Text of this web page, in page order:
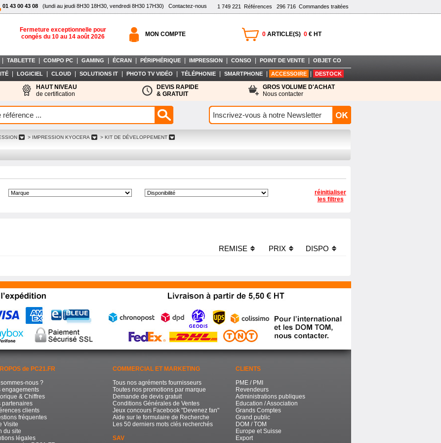
1 749 221 Références 296 716 Commandes traitées
01 43 00 43 08 (lundi au jeudi 8H30 18H30, vendredi 8H30 17H30) Contactez-nous
Fermeture exceptionnelle pour
congés du 10 au 14 août 2026
0 ARTICLE(S) 0 € HT
MON COMPTE
TABLETTE COMPO PC GAMING ÉCRAN PÉRIPHÉRIQUE IMPRESSION CONSO POINT DE VENTE OBJET CO
LOGICIEL CLOUD SOLUTIONS IT PHOTO TV VIDÉO TÉLÉPHONIE SMARTPHONE ACCESSOIRE DESTOCK
HAUT NIVEAU
de certification
DEVIS RAPIDE
& GRATUIT
GROS VOLUME D'ACHAT
Nous contacter
> IMPRESSION KYOCERA > KIT DE DÉVELOPPEMENT
réinitialiser
les filtres
REMISE PRIX DISPO
de PC21.FR
nous ?
engagements
& Chiffres
partenaires
clients
fréquentes
Visite
du site
légales
COMMERCIAL ET MARKETING
Tous nos agréments fournisseurs
Toutes nos promotions par marque
Demande de devis gratuit
Conditions Générales de Ventes
Jeux concours Facebook "Devenez fan"
Aide sur le formulaire de Recherche
Les 50 derniers mots clés recherchés
SAV
CLIENTS
PME / PMI
Revendeurs
Administrations publiques
Education / Association
Grands Comptes
Grand public
DOM / TOM
Europe et Suisse
Export